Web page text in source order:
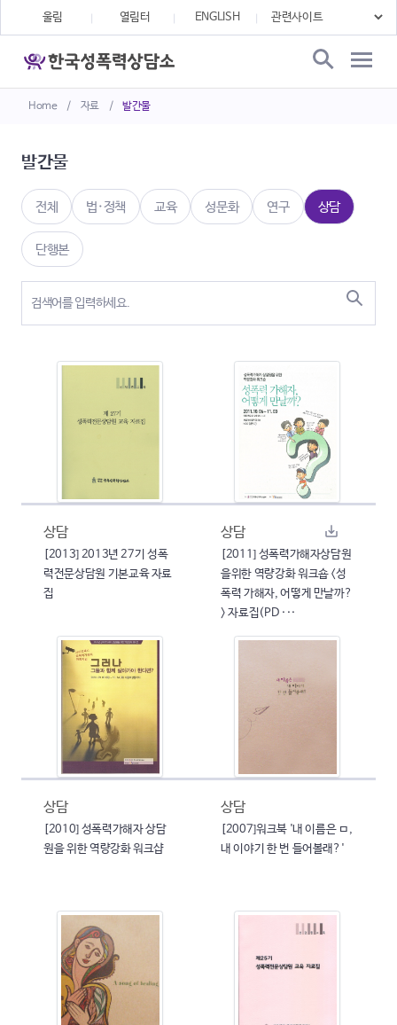
Home / 자료 / 발간물
울림 열림터 ENGLISH
발간물
전체 법·정책 교육 성문화 연구 상담
단행본
상담
[2013] 2013년 27기 성폭
력전문상담원 기본교육 자료
집
상담
[2011] 성폭력가해자상담원
을위한 역량강화 워크숍 <성
폭력 가해자, 어떻게 만날까?
> 자료집(PD ···
상담
[2010] 성폭력가해자 상담
원을 위한 역량강화 워크샵
상담
[2007]워크북 '내 이름은 ㅁ,
내 이야기 한 번 들어볼래?'